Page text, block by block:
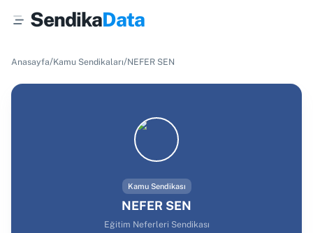
SendikaData
Anasayfa/Kamu Sendikaları/NEFER SEN
Kamu Sendikası
NEFER SEN
Eğitim Neferleri Sendikası